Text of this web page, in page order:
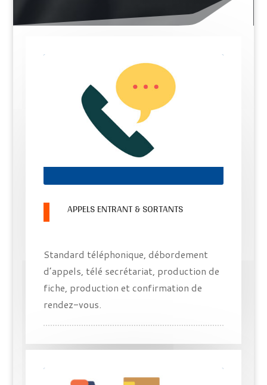
APPELS ENTRANT & SORTANTS
Standard téléphonique, débordement
d’appels, télé secrétariat, production de
fiche, production et confirmation de
rendez-vous.